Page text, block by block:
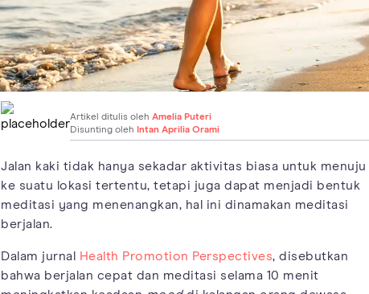
Artikel ditulis oleh Amelia Puteri
Disunting oleh Intan Aprilia Orami
Jalan kaki tidak hanya sekadar aktivitas biasa untuk menuju
ke suatu lokasi tertentu, tetapi juga dapat menjadi bentuk
meditasi yang menenangkan, hal ini dinamakan meditasi
berjalan.
Dalam jurnal Health Promotion Perspectives, disebutkan
bahwa berjalan cepat dan meditasi selama 10 menit